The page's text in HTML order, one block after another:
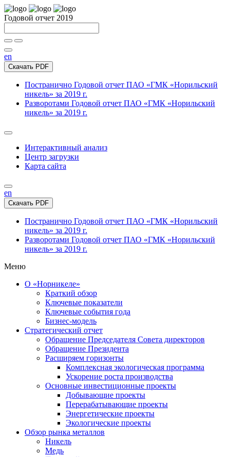
Годовой отчет 2019
en
Скачать PDF
Постранично Годовой отчет ПАО «ГМК «Норильский
никель» за 2019 г.
Разворотами Годовой отчет ПАО «ГМК «Норильский
никель» за 2019 г.
Интерактивный анализ
Центр загрузки
Карта сайта
en
Скачать PDF
Постранично Годовой отчет ПАО «ГМК «Норильский
никель» за 2019 г.
Разворотами Годовой отчет ПАО «ГМК «Норильский
никель» за 2019 г.
Меню
О «Норникеле»
Краткий обзор
Ключевые показатели
Ключевые события года
Бизнес-модель
Стратегический отчет
Обращение Председателя Совета директоров
Обращение Президента
Расширяем горизонты
Комплексная экологическая программа
Ускорение роста производства
Основные инвестиционные проекты
Добывающие проекты
Перерабатывающие проекты
Энергетические проекты
Экологические проекты
Обзор рынка металлов
Никель
Медь